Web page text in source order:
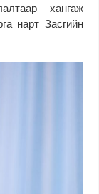
хангаж
нарт Засгийн